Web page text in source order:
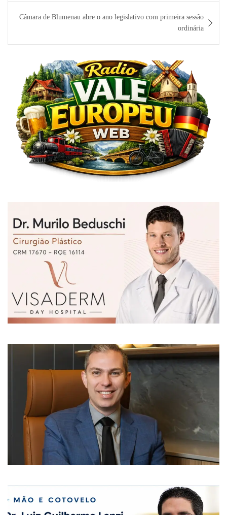
Câmara de Blumenau abre o ano legislativo com primeira sessão
ordinária